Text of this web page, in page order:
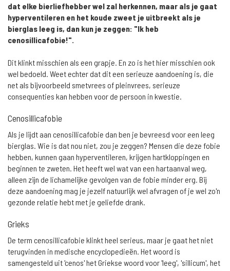
dat elke bierliefhebber wel zal herkennen, maar als je gaat
hyperventileren en het koude zweet je uitbreekt als je
bierglas leeg is, dan kun je zeggen: "Ik heb
cenosillicafobie!".
Dit klinkt misschien als een grapje. En zo is het hier misschien ook
wel bedoeld. Weet echter dat dit een serieuze aandoening is, die
net als bijvoorbeeld smetvrees of pleinvrees, serieuze
consequenties kan hebben voor de persoon in kwestie.
Cenosillicafobie
Als je lijdt aan cenosillicafobie dan ben je bevreesd voor een leeg
bierglas. Wie is dat nou niet, zou je zeggen? Mensen die deze fobie
hebben, kunnen gaan hyperventileren, krijgen hartkloppingen en
beginnen te zweten. Het heeft wel wat van een hartaanval weg,
alleen zijn de lichamelijke gevolgen van de fobie minder erg. Bij
deze aandoening mag je jezelf natuurlijk wel afvragen of je wel zo'n
gezonde relatie hebt met je geliefde drank.
Grieks
De term cenosillicafobie klinkt heel serieus, maar je gaat het niet
terugvinden in medische encyclopedieën. Het woord is
samengesteld uit 'cenos' het Griekse woord voor 'leeg', 'sillicum', het